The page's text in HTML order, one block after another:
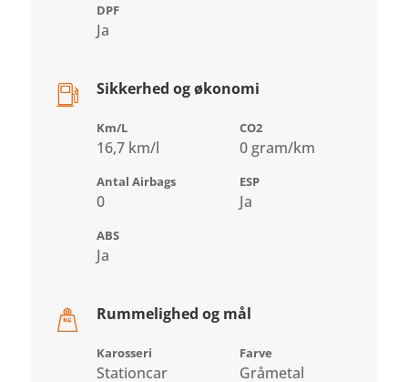
DPF
Ja
Sikkerhed og økonomi
Km/L
16,7 km/l
CO2
0 gram/km
Antal Airbags
0
ESP
Ja
ABS
Ja
Rummelighed og mål
Karosseri
Stationcar
Farve
Gråmetal